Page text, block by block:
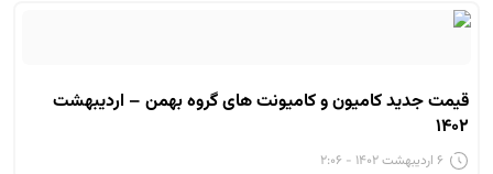
قیمت جدید کامیون و کامیونت های گروه بهمن – اردیبهشت
۱۴۰۲
۶ اردیبهشت ۱۴۰۲ - ۲:۰۶